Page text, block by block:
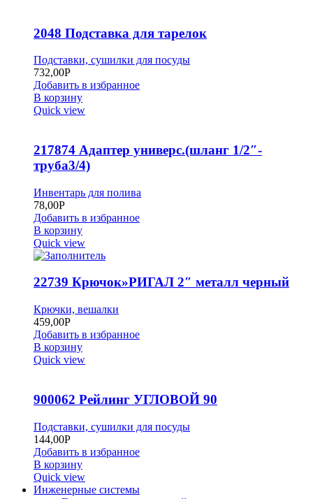
2048 Подставка для тарелок
Подставки, сушилки для посуды
732,00Р
Добавить в избранное
В корзину
Quick view
217874 Адаптер универс.(шланг 1/2″-
труба3/4)
Инвентарь для полива
78,00Р
Добавить в избранное
В корзину
Quick view
22739 Крючок»РИГАЛ 2″ металл черный
Крючки, вешалки
459,00Р
Добавить в избранное
В корзину
Quick view
900062 Рейлинг УГЛОВОЙ 90
Подставки, сушилки для посуды
144,00Р
Добавить в избранное
В корзину
Quick view
Инженерные системы